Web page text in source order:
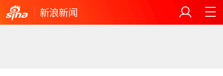
新浪新闻